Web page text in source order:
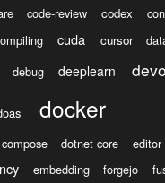
code-review codex
cuda cursor
debug deeplearn
docker
dotnet core editor
embedding forgejo